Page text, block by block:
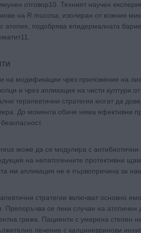
отговор10. Техният научен
на R.mucosa, изолиран от кожния
атопия, подобрява епидермалната
модификации чрез приложение на
и чрез апликация на чисти култури
терапевтични стратегии могат да
До момента обаче няма ефективни
може да се модулира с антибиотични
на непатогенните протективни
им апликация не е първопричина за
стратегии включват основно
Препоръчва се леки случаи на атопичен
грижа. Пациенти с умерена степен
лечение с калциневринови